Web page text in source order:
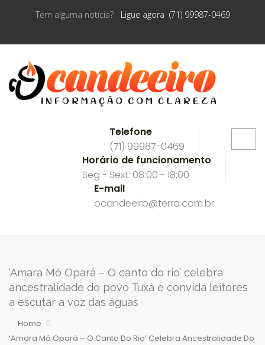
Tem alguma notícia? Ligue agora (71) 99987-0469
Telefone
(71) 99987-0469
Horário de funcionamento
Seg - Sext: 08:00 - 18:00
E-mail
ocandeeiro@terra.com.br
‘Amara Mó Opará – O canto do rio’ celebra
ancestralidade do povo Tuxá e convida leitores
a escutar a voz das águas
Home
‘Amara Mó Opará – O Canto Do Rio’ Celebra Ancestralidade Do